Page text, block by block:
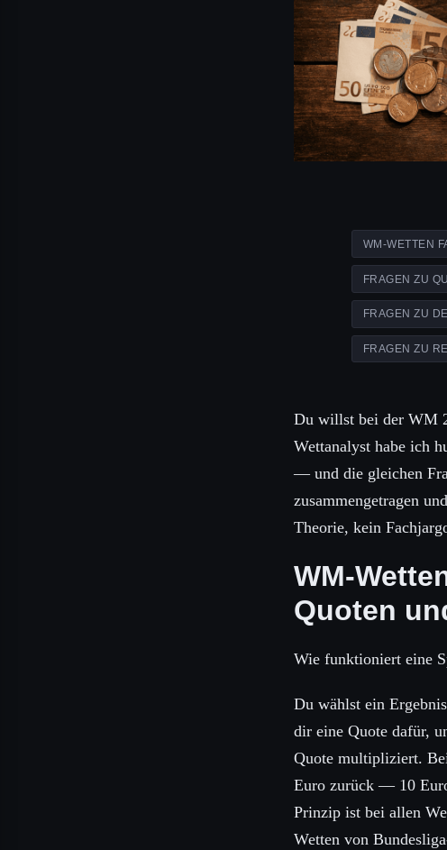
WM-WETTEN
FRAGEN ZU
FRAGEN ZU
FRAGEN ZU
Du willst bei der WM
Wettanalyst habe ich
— und die gleichen
zusammengetragen
Theorie, kein
WM-
Quoten
Wie funktioniert eine
Du wählst ein
dir eine Quote dafür,
Quote multipliziert.
Euro zurück — 10
Prinzip ist bei allen
Wetten von